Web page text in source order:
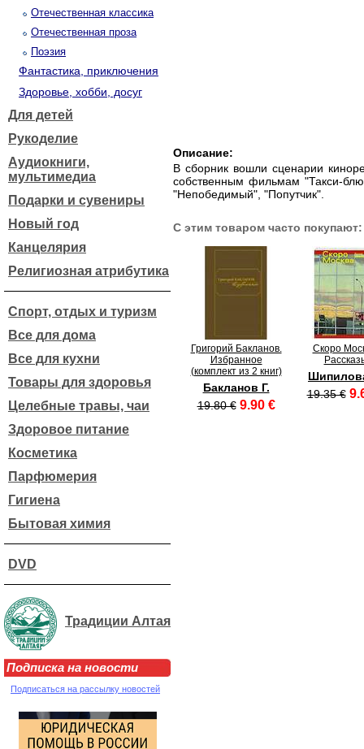
Отечественная классика
Отечественная проза
Поэзия
Фантастика, приключения
Здоровье, хобби, досуг
Для детей
Рукоделие
Аудиокниги,
мультимедиа
Подарки и сувениры
Новый год
Канцелярия
Религиозная атрибутика
Спорт, отдых и туризм
Все для дома
Все для кухни
Товары для здоровья
Целебные травы, чаи
Здоровое питание
Косметика
Парфюмерия
Гигиена
Бытовая химия
DVD
Традиции Алтая
Подписка на новости
Подписаться на рассылку новостей
Описание:
В сборник вошли сценарии
собственным фильмам "Такси-
"Непобедимый", "Попутчик".
С этим товаром часто покупают:
Григорий Бакланов.
Избранное
(комплект из 2 книг)
Бакланов Г.
19.80 € 9.90 €
Скоро
19.35 €